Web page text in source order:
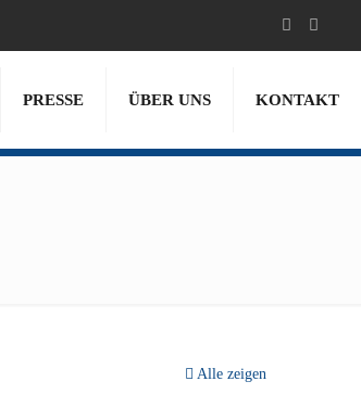
PRESSE ÜBER UNS KONTAKT
Alle zeigen